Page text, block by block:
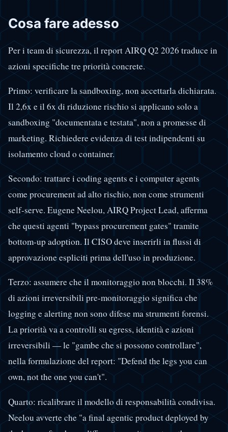
Cosa fare adesso
Per i team di sicurezza, il report AIRQ Q2 2026 traduce in
azioni specifiche tre priorità concrete.
Primo: verificare la sandboxing, non accettarla dichiarata.
Il 2,6x e il 6x di riduzione rischio si applicano solo a
sandboxing "documentata e testata", non a promesse di
marketing. Richiedere evidenza di test indipendenti su
isolamento cloud o container.
Secondo: trattare i coding agents e i computer agents
come procurement ad alto rischio, non come strumenti
self-serve. Eugene Neelou, AIRQ Project Lead, afferma
che questi agenti "bypass procurement gates" tramite
bottom-up adoption. Il CISO deve inserirli in flussi di
approvazione espliciti prima dell'uso in produzione.
Terzo: assumere che il monitoraggio non blocchi. Il 38%
di azioni irreversibili pre-monitoraggio significa che
logging e alerting non sono difese ma strumenti forensi.
La priorità va a controlli su egress, identità e azioni
irreversibili — le "gambe che si possono controllare",
nella formulazione del report: "Defend the legs you can
own, not the one you can't".
Quarto: ricalibrare il modello di responsabilità condivisa.
Neelou avverte che "a final agentic product deployed by